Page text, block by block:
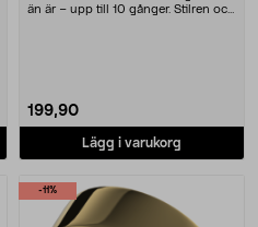
än är – upp till 10 gånger. Stilren och
199,90
Lägg i varukorg
-11%